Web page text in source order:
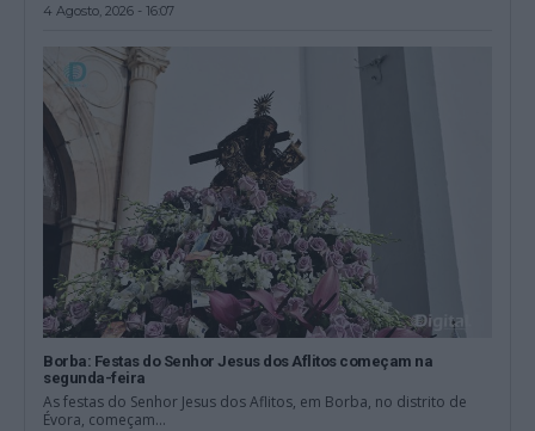
4 Agosto, 2026 - 16:07
Borba: Festas do Senhor Jesus dos Aflitos começam na
segunda-feira
As festas do Senhor Jesus dos Aflitos, em Borba, no distrito de
Évora, começam...